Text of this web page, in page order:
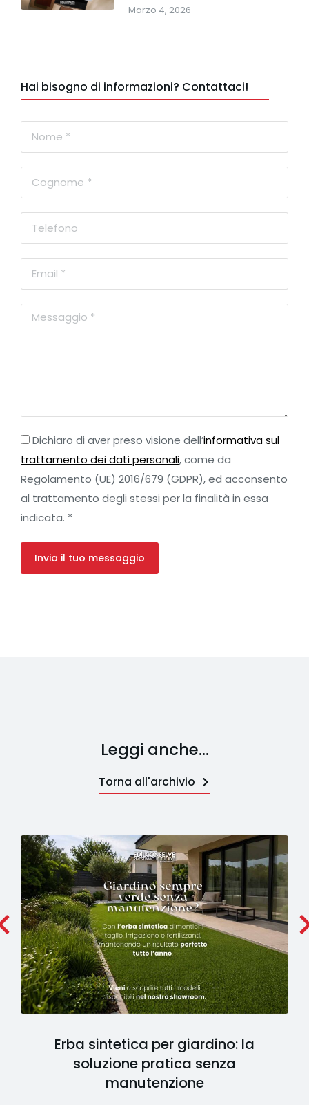
Marzo 4, 2026
Hai bisogno di informazioni? Contattaci!
Dichiaro di aver preso visione dell’informativa sul
trattamento dei dati personali, come da
Regolamento (UE) 2016/679 (GDPR), ed acconsento
al trattamento degli stessi per la finalità in essa
indicata. *
Invia il tuo messaggio
Leggi anche...
Torna all'archivio
Erba sintetica per giardino: la
soluzione pratica senza
manutenzione